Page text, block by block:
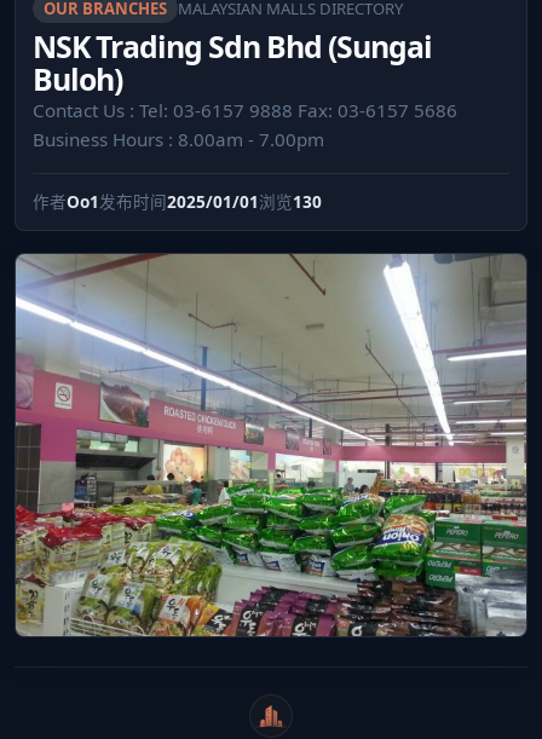
OUR BRANCHES MALAYSIAN MALLS DIRECTORY
NSK Trading Sdn Bhd (Sungai
Buloh)
Contact Us : Tel: 03-6157 9888 Fax: 03-6157 5686
Business Hours : 8.00am - 7.00pm
作者Oo1发布时间2025/01/01浏览130
WeiCity